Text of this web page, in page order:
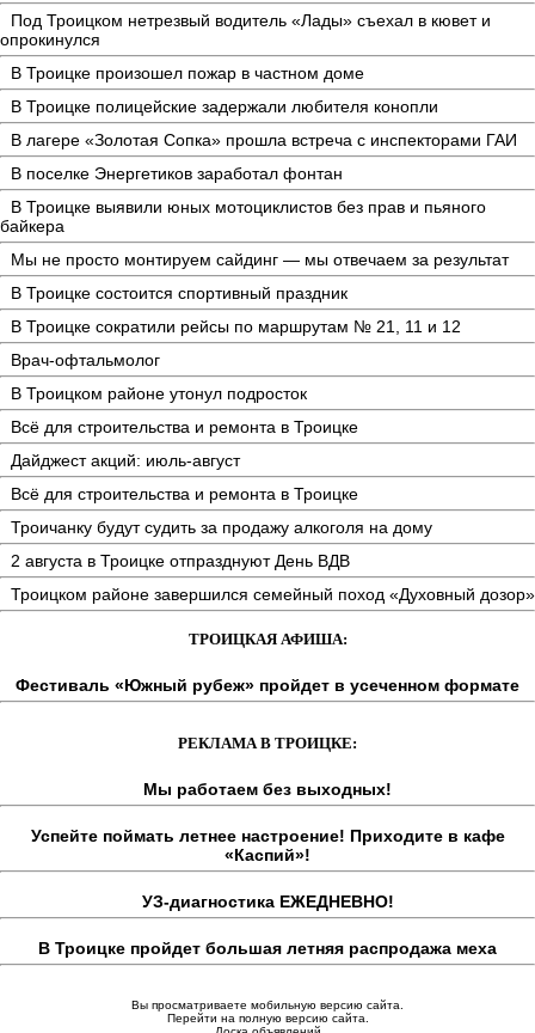
Под Троицком нетрезвый водитель «Лады» съехал в кювет и
опрокинулся
В Троицке произошел пожар в частном доме
В Троицке полицейские задержали любителя конопли
В лагере «Золотая Сопка» прошла встреча с инспекторами ГАИ
В поселке Энергетиков заработал фонтан
В Троицке выявили юных мотоциклистов без прав и пьяного
байкера
Мы не просто монтируем сайдинг — мы отвечаем за результат
В Троицке состоится спортивный праздник
В Троицке сократили рейсы по маршрутам № 21, 11 и 12
Врач-офтальмолог
В Троицком районе утонул подросток
Всё для строительства и ремонта в Троицке
Дайджест акций: июль-август
Всё для строительства и ремонта в Троицке
Троичанку будут судить за продажу алкоголя на дому
2 августа в Троицке отпразднуют День ВДВ
Троицком районе завершился семейный поход «Духовный дозор»
ТРОИЦКАЯ АФИША:
Фестиваль «Южный рубеж» пройдет в усеченном формате
РЕКЛАМА В ТРОИЦКЕ:
Мы работаем без выходных!
Успейте поймать летнее настроение! Приходите в кафе
«Каспий»!
УЗ-диагностика ЕЖЕДНЕВНО!
В Троицке пройдет большая летняя распродажа меха
Вы просматриваете мобильную версию сайта.
Перейти на полную версию сайта.